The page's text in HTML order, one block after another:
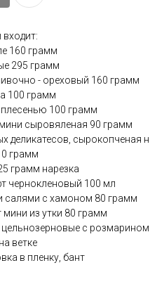
160 грамм
295 грамм
- ореховый 160 грамм
100 грамм
100 грамм
сыровяленая 90 грамм
деликатесов, сырокопченая
грамм
грамм нарезка
чернокленовый 100 мл
салями с хамоном 80 грамм
из утки 80 грамм
цельнозерновые с
ветке
в пленку, бант